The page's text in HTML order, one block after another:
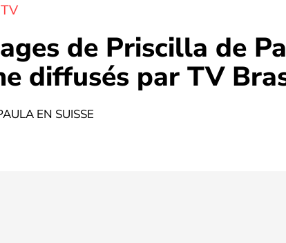
TV
de Priscilla de
diffusés par TV
EN SUISSE